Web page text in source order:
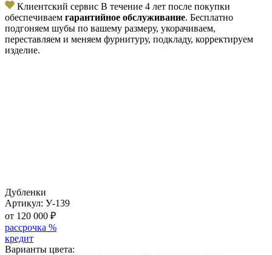
Клиентский сервис В течение 4 лет после покупки
обеспечиваем гарантийное обслуживание. Бесплатно
подгоняем шубы по вашему размеру, укорачиваем,
переставляем и меняем фурнитуру, подкладу, корректируем
изделие.
Дубленки
Артикул: У-139
от 120 000 ₽
рассрочка %
кредит
Варианты цвета: